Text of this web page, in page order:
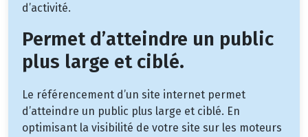
d’activité.
Permet d’atteindre un public
plus large et ciblé.
Le référencement d’un site internet permet
d’atteindre un public plus large et ciblé. En
optimisant la visibilité de votre site sur les moteurs